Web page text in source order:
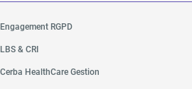
Engagement RGPD
LBS & CRI
Cerba HealthCare Gestion